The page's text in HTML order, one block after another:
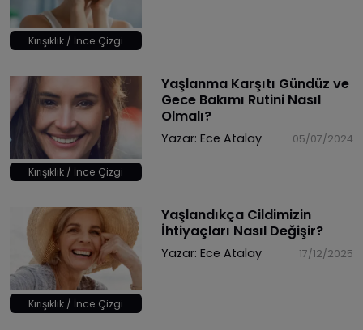
Kırışıklık / İnce Çizgi
Kırışıklık / İnce Çizgi
Yaşlanma Karşıtı Gündüz ve
Gece Bakımı Rutini Nasıl
Olmalı?
Yazar: Ece Atalay 05/07/2024
Kırışıklık / İnce Çizgi
Yaşlandıkça Cildimizin
İhtiyaçları Nasıl Değişir?
Yazar: Ece Atalay 17/12/2025